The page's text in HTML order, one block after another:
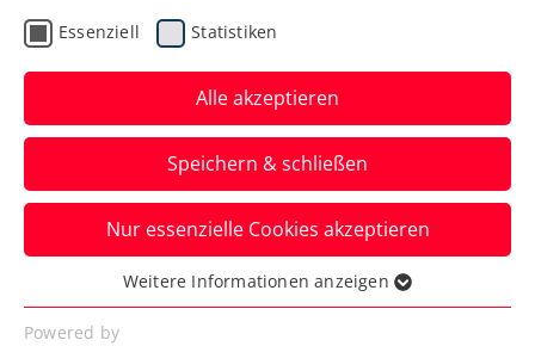
Australian Open: Ofner
nach Premierensieg auch
im Doppel out
Für Österreichs Nummer eins im Einzel
und Alexandre Müller kommt in
Melbourne in Runde zwei das Aus.
Verfasst von: Manuel Wachta, 20.01.2024
Essenziell Statistiken
Alle akzeptieren
Speichern & schließen
Nur essenzielle Cookies akzeptieren
Essenziell
Essenzielle Cookies werden für grundlegende
Weitere Informationen anzeigen
Powered by